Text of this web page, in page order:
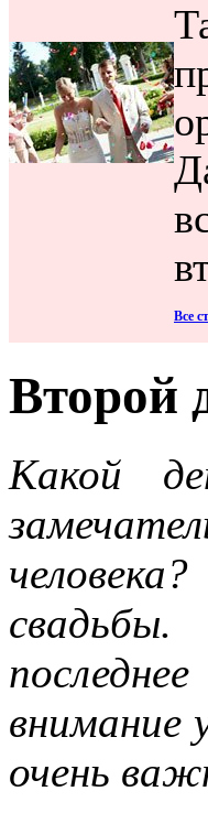
Все
Второй
Какой
внимание
очень